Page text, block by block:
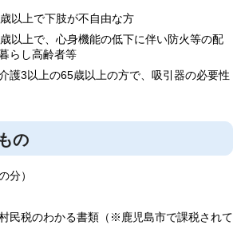
以上で下肢が不自由な方
以上で、心身機能の低下に伴い防火等の配
らし高齢者等
護3以上の65歳以上の方で、吸引器の必要性
の
分）
民税のわかる書類（※鹿児島市で課税されて